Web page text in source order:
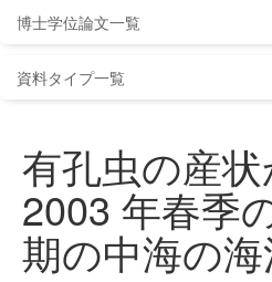
博士学位論文一覧
資料タイプ一覧
有孔虫の産
2003 年春季
期の中海の